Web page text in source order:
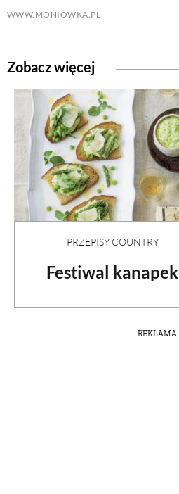
WWW.MONIOWKA.PL
Zobacz więcej
PRZEPISY COUNTRY
Festiwal kanapek
REKLAMA